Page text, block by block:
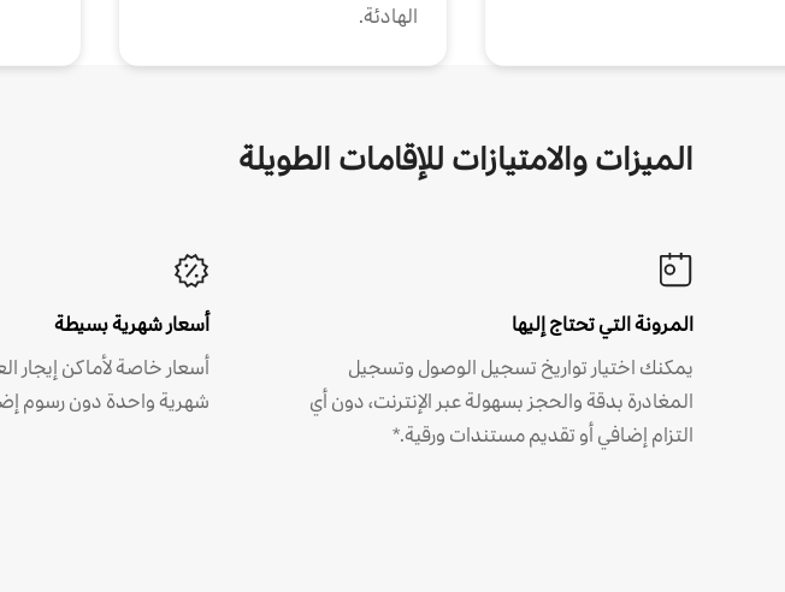
الهادئة.
الميزات والامتيازات للإقامات الطويلة
المرونة التي تحتاج إليها
يمكنك اختيار تواريخ تسجيل الوصول وتسجيل
المغادرة بدقة والحجز بسهولة عبر الإنترنت، دون أي
التزام إضافي أو تقديم مستندات ورقية.*
أسعار شهرية بسيطة
أسعار خاصة لأماكن إيجار
شهرية واحدة دون رسوم